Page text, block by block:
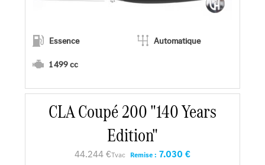
Essence
Automatique
1 499 cc
En savoir plus
Faire un essai
CLA Coupé 200 "140 Years
Edition"
44.244 €Tvac Remise : 7.030 €